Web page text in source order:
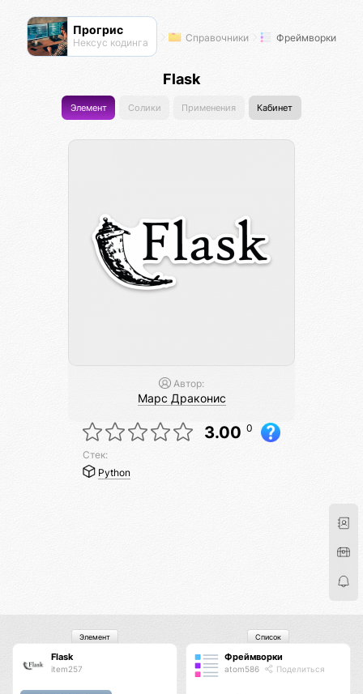
Прогрис
Нексус кодинга Справочники Фреймворки
Flask
Элемент Солики Применения Кабинет
Автор:
Марс Драконис
3.00 0
Стек:
Python
Flask
item257
Элемент
Фреймворки
atom586 Поделиться
Список